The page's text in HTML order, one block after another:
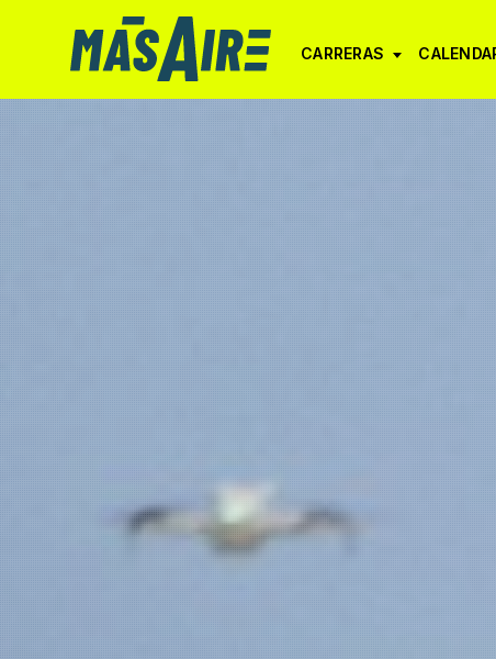
CARRERAS